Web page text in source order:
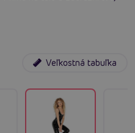
Veľkostná tabuľka